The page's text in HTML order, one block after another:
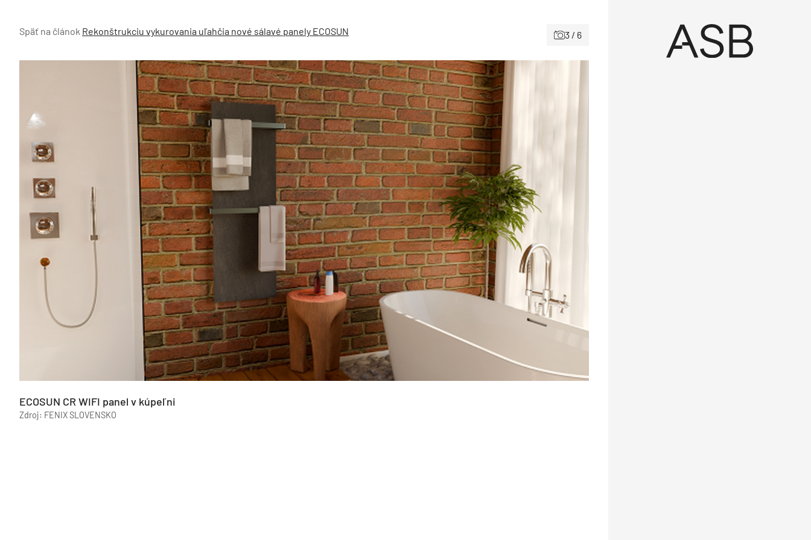
Späť na článok Rekonštrukciu vykurovania uľahčia nové sálavé panely ECOSUN 3 / 6
ECOSUN CR WIFI panel v kúpeľni
Zdroj: FENIX SLOVENSKO